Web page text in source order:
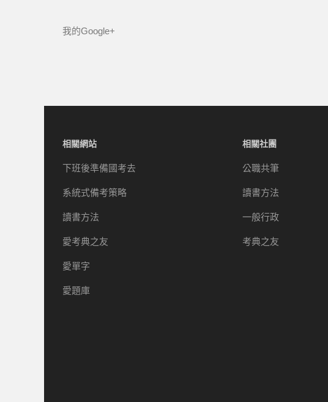
我的Google+
相關網站
下班後準備國考去
系統式備考策略
讀書方法
愛考典之友
愛單字
愛題庫
相關社團
公職共筆
讀書方法
一般行政
考典之友